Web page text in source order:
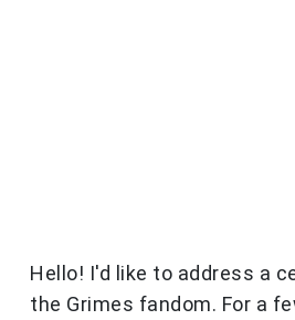
Hello! I'd like to address a
the Grimes fandom. For a